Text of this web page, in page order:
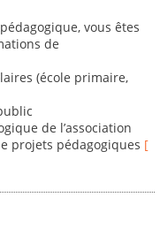
vous êtes
de
(école primaire,
de l’association
projets pédagogiques [